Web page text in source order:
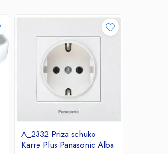
A_2332 Priza schuko
Karre Plus Panasonic Alba